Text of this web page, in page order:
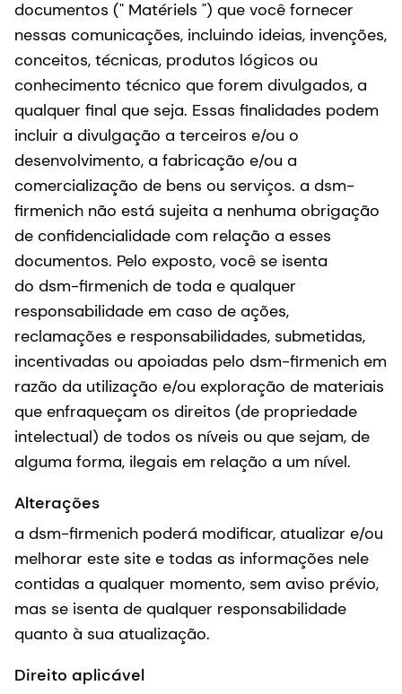
documentos (" Matériels ") que você fornecer
nessas comunicações, incluindo ideias, invenções,
conceitos, técnicas, produtos lógicos ou
conhecimento técnico que forem divulgados, a
qualquer final que seja. Essas finalidades podem
incluir a divulgação a terceiros e/ou o
desenvolvimento, a fabricação e/ou a
comercialização de bens ou serviços. a dsm-
firmenich não está sujeita a nenhuma obrigação
de confidencialidade com relação a esses
documentos. Pelo exposto, você se isenta
do dsm-firmenich de toda e qualquer
responsabilidade em caso de ações,
reclamações e responsabilidades, submetidas,
incentivadas ou apoiadas pelo dsm-firmenich em
razão da utilização e/ou exploração de materiais
que enfraqueçam os direitos (de propriedade
intelectual) de todos os níveis ou que sejam, de
alguma forma, ilegais em relação a um nível.
Alterações
a dsm-firmenich poderá modificar, atualizar e/ou
melhorar este site e todas as informações nele
contidas a qualquer momento, sem aviso prévio,
mas se isenta de qualquer responsabilidade
quanto à sua atualização.
Direito aplicável